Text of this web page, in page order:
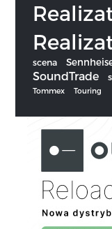
scena
SoundTrade
Tommex Touring